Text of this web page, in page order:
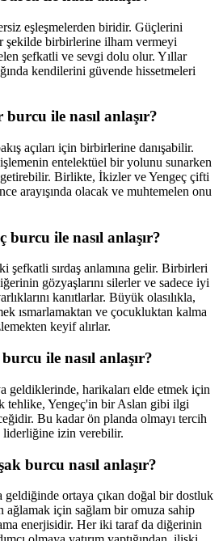
eşleşmelerden biridir. Güçlerini
şekilde birbirlerine ilham vermeyi
şefkatli ve sevgi dolu olur. Yıllar
kendilerini güvende hissetmeleri
ile nasıl anlaşır?
açıları için birbirlerine danışabilir.
entelektüel bir yolunu sunarken
getirebilir. Birlikte, İkizler ve Yengeç çifti
arayışında olacak ve muhtemelen onu
burcu ile nasıl anlaşır?
sırdaş anlamına gelir. Birbirleri
gözyaşlarını silerler ve sadece iyi
kanıtlarlar. Büyük olasılıkla,
ısmarlamaktan ve çocukluktan kalma
keyif alırlar.
ile nasıl anlaşır?
geldiklerinde, harikaları elde etmek için
tehlike, Yengeç'in bir Aslan gibi ilgi
Bu kadar ön planda olmayı tercih
liderliğine izin verebilir.
burcu nasıl anlaşır?
geldiğinde ortaya çıkan doğal bir dostluk
ağlamak için sağlam bir omuza sahip
enerjisidir. Her iki taraf da diğerinin